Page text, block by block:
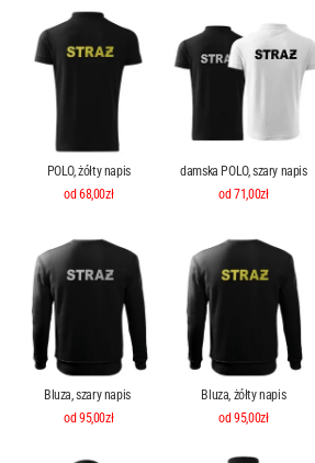
POLO, żółty napis
od 68,00zł
damska POLO, szary napis
od 71,00zł
Bluza, szary napis
od 95,00zł
Bluza, żółty napis
od 95,00zł